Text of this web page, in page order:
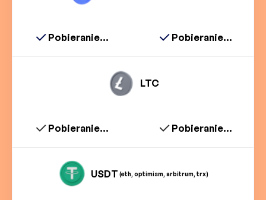
Pobieranie... Pobieranie...
LTC
Pobieranie... Pobieranie...
USDT (eth, optimism, arbitrum, trx)